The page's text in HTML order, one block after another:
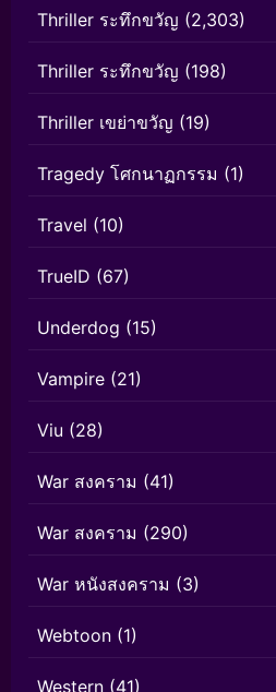
Thriller ระทึกขวัญ (2,303)
Thriller ระทึกขวัญ (198)
Thriller เขย่าขวัญ (19)
Tragedy โศกนาฏกรรม (1)
Travel (10)
TrueID (67)
Underdog (15)
Vampire (21)
Viu (28)
War สงคราม (41)
War สงคราม (290)
War หนังสงคราม (3)
Webtoon (1)
Western (41)